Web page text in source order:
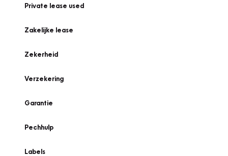
Private lease used
Zakelijke lease
Zekerheid
Verzekering
Garantie
Pechhulp
Labels